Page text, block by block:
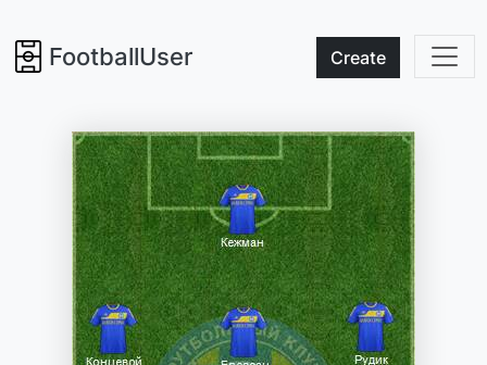
FootballUser Create